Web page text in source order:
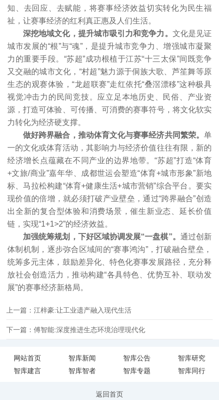
知、去回应、去赋能，将赛事经济效益切实转化为民生福
祉，让赛事经济的红利真正惠及人们生活。
深挖地域文化，提升城市吸引力和竞争力。 文化是见证
城市发展的“根”与“魂”，是提升城市竞争力、增强城市凝聚
力的重要手段。“苏超”成功根植于江苏“十三太保”间既竞争
又交融的城市文化，“村超”魅力源于侗族大歌、芦笙舞等原
生态的观赛体验，“龙超联赛”走红依托“叠滘漂移”这种极具
视觉冲击力的民间竞技。应立足本地历史、民俗、产业资
源，打造可体验、可传播、可消费的赛事符号，将文化软实
力转化为经济硬支撑。
做好跨界融合，推动体育文化与赛事经济共同繁荣。 单
一的文化或体育活动，其影响力与经济价值往往有限，新的
经济增长点蕴藏在不同产业的边界地带。“苏超”打造“体育
+文旅/商业”嘉年华、成都世运会塑造“体育+城市形象”新地
标、马拉松构建“体育+健康生活+城市营销”综合平台。要实
现价值的倍增，就必须打破产业壁垒，通过“跨界融合”创造
出全新的复合型体验和消费场景，催生新业态、延长价值
链，实现“1+1>2”的经济效益。
加强统筹规划，下好区域协调发展“一盘棋”。 通过创新
体制机制，逐步弥合区域间的“赛事鸿沟”，打破融合壁垒，
统筹多元主体，鼓励差异化、特色化赛事发展路径，充分释
放社会创造活力，推动构建“各具特色、优势互补、联动发
展”的赛事经济新格局。
上一篇：江梓豪:让工业遗产融入现代生活
下一篇：傅智能:深度推进生态环境治理现代化
网站首页 智库新闻 智库公告
智库研究
智库建言
智库智者 智库专题 智库同行
返回首页